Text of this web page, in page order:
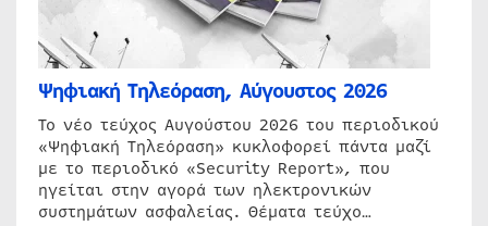
Ψηφιακή Τηλεόραση, Αύγουστος 2026
Το νέο τεύχος Αυγούστου 2026 του περιοδικού
«Ψηφιακή Τηλεόραση» κυκλοφορεί πάντα μαζί
με το περιοδικό «Security Report», που
ηγείται στην αγορά των ηλεκτρονικών
συστημάτων ασφαλείας. Θέματα τεύχο…